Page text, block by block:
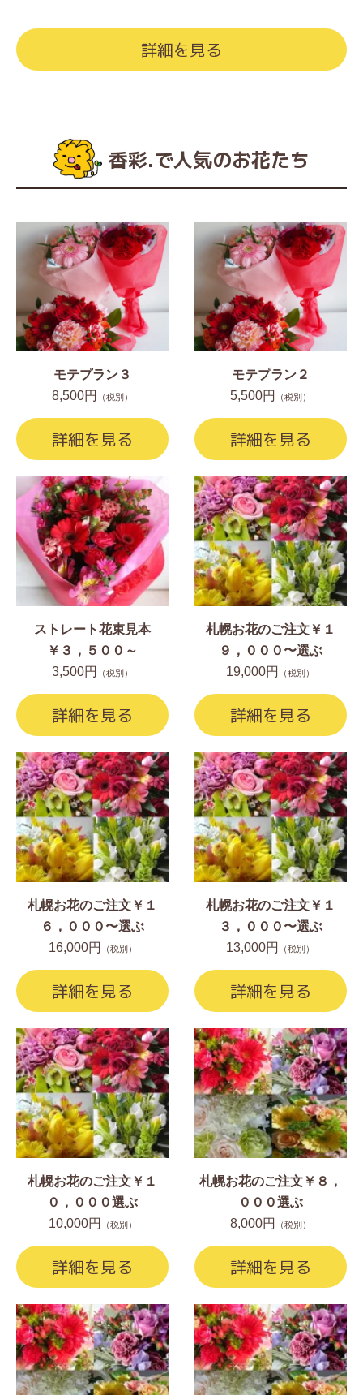
詳細を見る
香彩.で人気のお花たち
モテプラン３
8,500円
（税別）
詳細を見る
モテプラン２
5,500円
（税別）
詳細を見る
ストレート花束見本
￥３，５００～
3,500円
（税別）
詳細を見る
札幌お花のご注文￥１
９，０００〜選ぶ
19,000円
（税別）
詳細を見る
札幌お花のご注文￥１
６，０００〜選ぶ
16,000円
（税別）
詳細を見る
札幌お花のご注文￥１
３，０００〜選ぶ
13,000円
（税別）
詳細を見る
札幌お花のご注文￥１
０，０００選ぶ
10,000円
（税別）
詳細を見る
札幌お花のご注文￥８，
０００選ぶ
8,000円
（税別）
詳細を見る